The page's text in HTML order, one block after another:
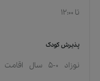
تا 12:00
پذیرش کودک
نوزاد ۰-۵ سال